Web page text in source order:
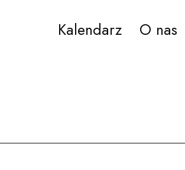
w Bydgoszczy
Kalendarz O nas